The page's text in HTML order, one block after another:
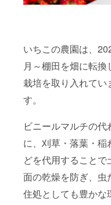
いちこの農園は、
月～棚田を畑に転換
栽培を取り入れてい
す。
ビニールマルチの代
に、刈草・落葉・稲
どを代用することで
面の乾燥を防ぎ、虫
住処としても豊かな